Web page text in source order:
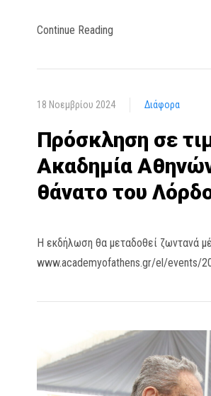
Continue Reading
18 Νοεμβρίου 2024 Διάφορα
Πρόσκληση σε
Ακαδημία
θάνατο του
Η εκδήλωση θα μεταδοθεί ζωντανά
www.academyofathens.gr/el/events/